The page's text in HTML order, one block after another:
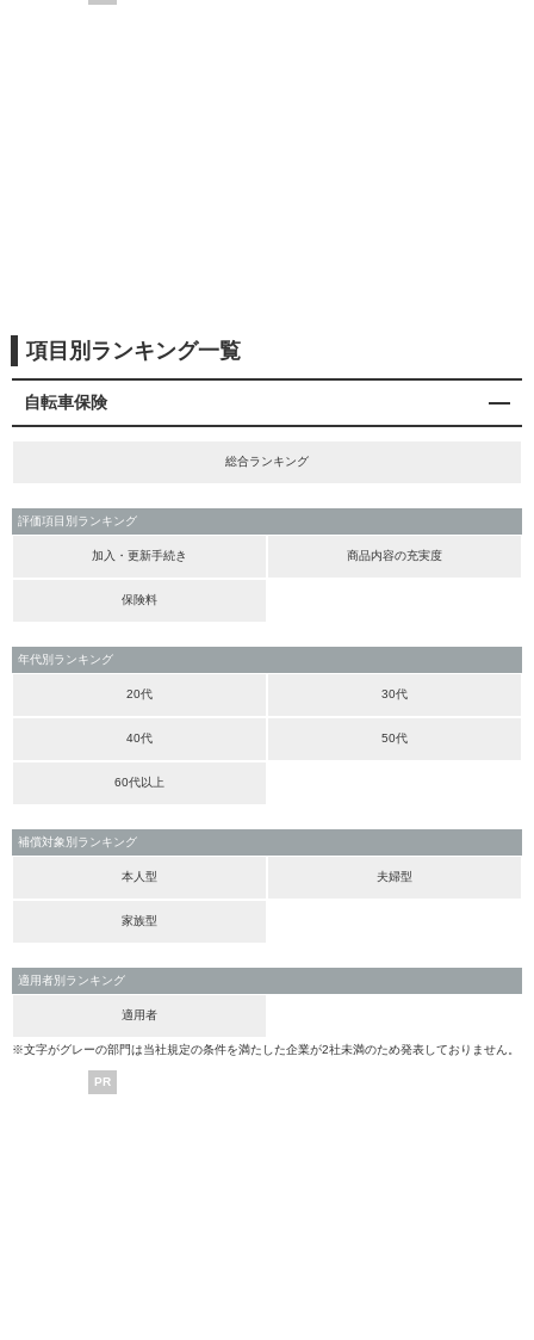
項目別ランキング一覧
自転車保険
総合ランキング
評価項目別ランキング
加入・更新手続き 商品内容の充実度
保険料
年代別ランキング
20代 30代
40代 50代
60代以上
補償対象別ランキング
本人型 夫婦型
家族型
適用者別ランキング
適用者
※文字がグレーの部門は当社規定の条件を満たした企業が2社未満のため発表しておりません。
PR